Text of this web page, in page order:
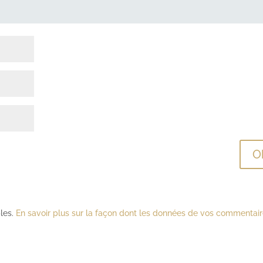
En savoir plus sur la façon dont les données de vos